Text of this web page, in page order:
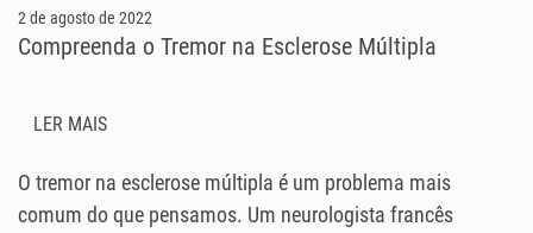
2 de agosto de 2022
Compreenda o Tremor na Esclerose Múltipla
LER MAIS
O tremor na esclerose múltipla é um problema mais
comum do que pensamos. Um neurologista francês